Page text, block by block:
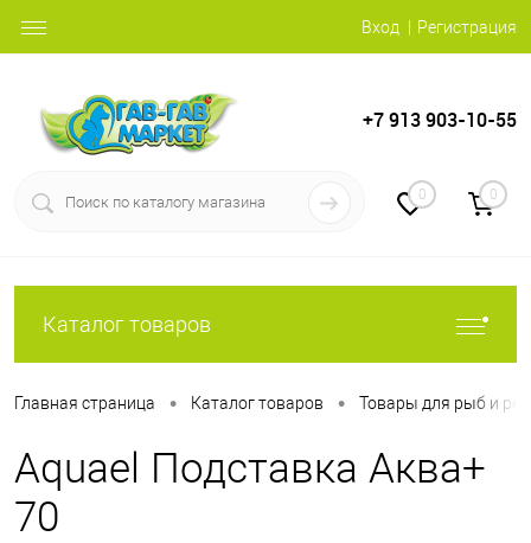
Вход Регистрация
+7 913 903-10-55
0 0
Каталог товаров
Главная страница • Каталог товаров • Товары для рыб и
Aquael Подставка Аква+
70